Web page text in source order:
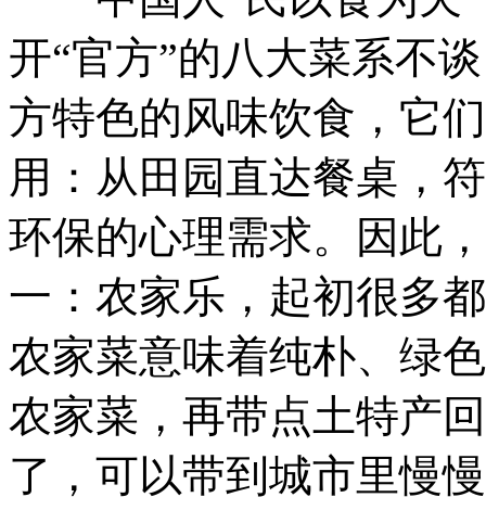
开“官方”的八大菜系不
方特色的风味饮食，它
用：从田园直达餐桌，
环保的心理需求。因此
一：农家乐，起初很多
农家菜意味着纯朴、绿
农家菜，再带点土特产
了，可以带到城市里慢